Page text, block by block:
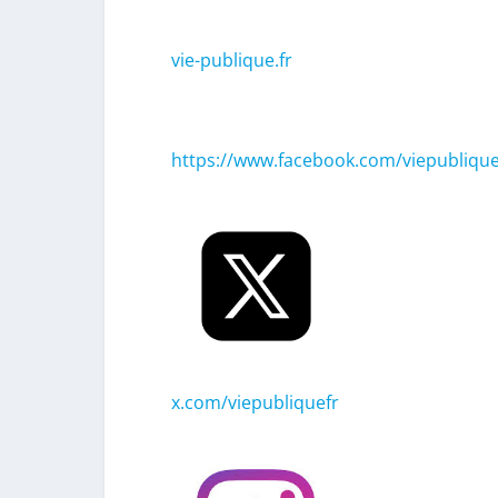
vie-publique.fr
https://www.facebook.com/
x.com/viepubliquefr